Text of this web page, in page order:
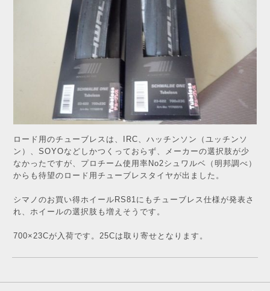
ロード用のチューブレスは、IRC、ハッチンソン（ユッチンソ
ン）、SOYOなどしかつくっておらず、メーカーの選択肢が少
なかったですが、プロチーム使用率No2シュワルベ（明邦調べ）
からも待望のロード用チューブレスタイヤが出ました。
シマノのお買い得ホイールRS81にもチューブレス仕様が発表さ
れ、ホイールの選択肢も増えそうです。
700×23Cが入荷です。25Cは取り寄せとなります。